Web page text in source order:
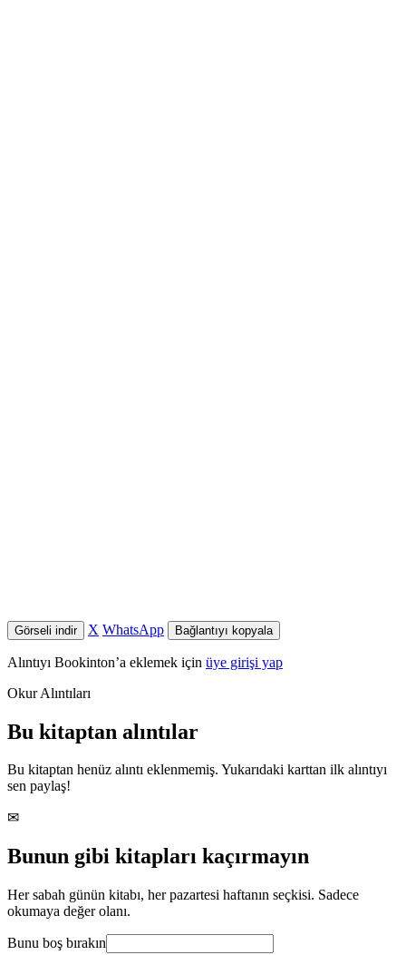
Görseli indir X WhatsApp Bağlantıyı kopyala
Alıntıyı Bookinton’a eklemek için üye girişi yap
Okur Alıntıları
Bu kitaptan alıntılar
Bu kitaptan henüz alıntı eklenmemiş. Yukarıdaki karttan ilk alıntıyı
sen paylaş!
✉
Bunun gibi kitapları kaçırmayın
Her sabah günün kitabı, her pazartesi haftanın seçkisi. Sadece
okumaya değer olanı.
Bunu boş bırakın